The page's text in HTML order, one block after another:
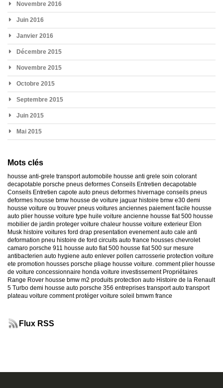
Novembre 2016
Juin 2016
Janvier 2016
Décembre 2015
Novembre 2015
Octobre 2015
Septembre 2015
Juin 2015
Mai 2015
Mots clés
housse anti-grele transport automobile housse anti grele soin colorant
decapotable porsche pneus deformes Conseils Entretien decapotable
Conseils Entretien capote auto pneus deformes hivernage conseils pneus
deformes housse bmw housse de voiture jaguar histoire bmw e30 demi
housse voiture ou trouver pneus voitures anciennes paiement facile housse
auto plier housse voiture type huile voiture ancienne housse fiat 500 housse
mobilier de jardin proteger voiture chaleur housse voiture exterieur Elon
Musk histoire voitures ford drap presentation evenement auto cale anti
deformation pneu histoire de ford circuits auto france housses chevrolet
camaro porsche 911 housse auto fiat 500 housse fiat 500 sur mesure
antibacterien auto hygiene auto enlever pollen carrosserie protection voiture
ete promotion housses porsche pliage housse voiture. comment plier housse
de voiture concessionnaire honda voiture investissement Propriétaires
Range Rover housse bmw m2 produits protection auto Histoire de la Renault
5 Turbo demi housse auto porsche 356 entreprises transport auto transport
plateau voiture comment protéger voiture soleil bmwm france
Flux RSS